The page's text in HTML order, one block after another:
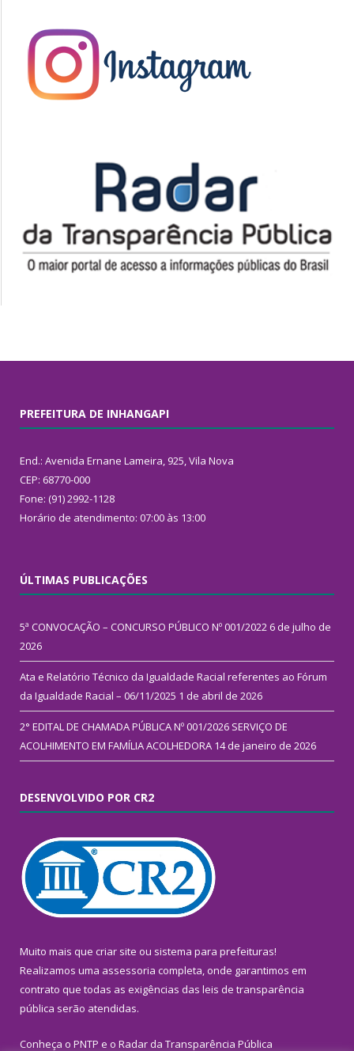
PREFEITURA DE INHANGAPI
End.: Avenida Ernane Lameira, 925, Vila Nova
CEP: 68770-000
Fone: (91) 2992-1128
Horário de atendimento: 07:00 às 13:00
ÚLTIMAS PUBLICAÇÕES
5ª CONVOCAÇÃO – CONCURSO PÚBLICO Nº 001/2022 6 de julho de
2026
Ata e Relatório Técnico da Igualdade Racial referentes ao Fórum
da Igualdade Racial – 06/11/2025 1 de abril de 2026
2° EDITAL DE CHAMADA PÚBLICA Nº 001/2026 SERVIÇO DE
ACOLHIMENTO EM FAMÍLIA ACOLHEDORA 14 de janeiro de 2026
DESENVOLVIDO POR CR2
Muito mais que criar site ou sistema para prefeituras!
Realizamos uma assessoria completa, onde garantimos em
contrato que todas as exigências das leis de transparência
pública serão atendidas.
Conheça o PNTP e o Radar da Transparência Pública